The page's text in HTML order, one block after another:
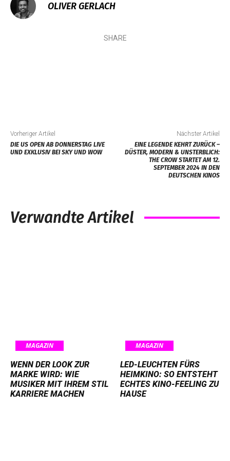
OLIVER GERLACH
SHARE
Vorheriger Artikel
DIE US OPEN AB DONNERSTAG LIVE
UND EXKLUSIV BEI SKY UND WOW
Nächster Artikel
EINE LEGENDE KEHRT ZURÜCK –
DÜSTER, MODERN & UNSTERBLICH:
THE CROW STARTET AM 12.
SEPTEMBER 2024 IN DEN
DEUTSCHEN KINOS
Verwandte Artikel
MAGAZIN
WENN DER LOOK ZUR
MARKE WIRD: WIE
MUSIKER MIT IHREM STIL
KARRIERE MACHEN
MAGAZIN
LED-LEUCHTEN FÜRS
HEIMKINO: SO ENTSTEHT
ECHTES KINO-FEELING ZU
HAUSE